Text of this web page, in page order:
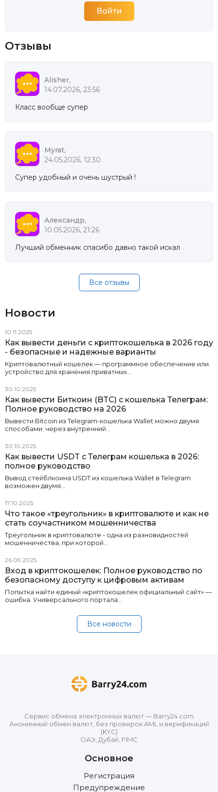
Отзывы
Alisher,
14.07.2026, 23:56
Класс вообще супер
Myrat,
24.05.2026, 12:30
Супер удобный и очень шустрый !
Александр,
10.05.2026, 21:26
Лучший обменник спасибо давно такой искал
Все отзывы
Новости
10.11.2025
Как вывести деньги с криптокошелька в 2026 году
- безопасные и надежные варианты
Криптовалютный кошелек — программное обеспечение или
устройство для хранения приватных…
30.10.2025
Как вывести Биткоин (BTC) с кошелька Телеграм:
Полное руководство на 2026
Вывести Bitcoin из Telegram-кошелька Wallet можно двумя
способами: через внутренний…
30.10.2025
Как вывести USDT с Телеграм кошелька в 2026:
полное руководство
Вывод стейблкоина USDT из кошелька Wallet в Telegram
возможен двумя…
17.10.2025
Что такое «треугольник» в криптовалюте и как не
стать соучастником мошенничества
Треугольник в криптовалюте - одна из разновидностей
мошенничества, при которой…
26.09.2025
Вход в криптокошелек: Полное руководство по
безопасному доступу к цифровым активам
Попытка найти единый «криптокошелек официальный сайт» —
ошибка. Универсального портала…
Все новости
Сервис обмена электронных валют — Barry24.com
Анонимный обмен валют, без проверок AML и верификаций
(KYC)
ОАЭ, Дубай, FIMC
Основное
Регистрация
Предупреждение